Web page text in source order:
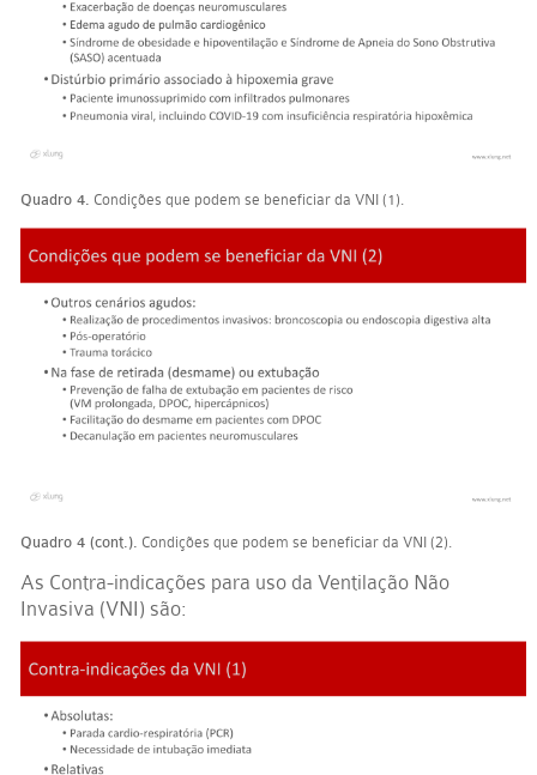
Quadro 4. Condições que podem se beneficiar da VNI (1).
Quadro 4 (cont.). Condições que podem se beneficiar da VNI (2).
As Contra-indicações para uso da Ventilação Não
Invasiva (VNI) são: